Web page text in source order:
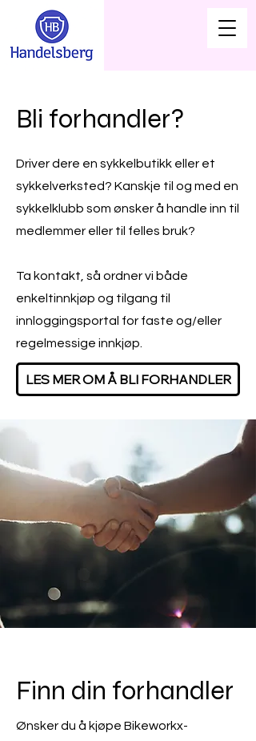
Bli forhandler?
Driver dere en sykkelbutikk eller et
sykkelverksted? Kanskje til og med en
sykkelklubb som ønsker å handle inn til
medlemmer eller til felles bruk?
Ta kontakt, så ordner vi både
enkeltinnkjøp og tilgang til
innloggingsportal for faste og/eller
regelmessige innkjøp.
LES MER OM Å BLI FORHANDLER
Finn din forhandler
Ønsker du å kjøpe Bikeworkx-